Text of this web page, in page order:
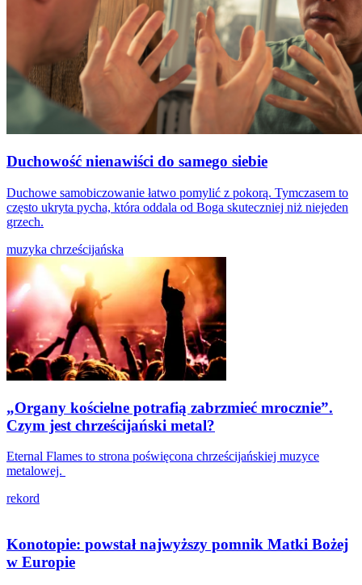
Duchowość nienawiści do samego siebie
Duchowe samobiczowanie łatwo pomylić z pokorą. Tymczasem to
często ukryta pycha, która oddala od Boga skuteczniej niż niejeden
grzech.
muzyka chrześcijańska
„Organy kościelne potrafią zabrzmieć mrocznie”.
Czym jest chrześcijański metal?
Eternal Flames to strona poświęcona chrześcijańskiej muzyce
metalowej.
rekord
Konotopie: powstał najwyższy pomnik Matki Bożej
w Europie